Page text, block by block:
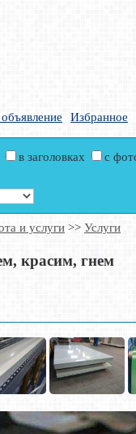
Избранное
в заголовках с
и услуги >> Услуги
красим, гнем